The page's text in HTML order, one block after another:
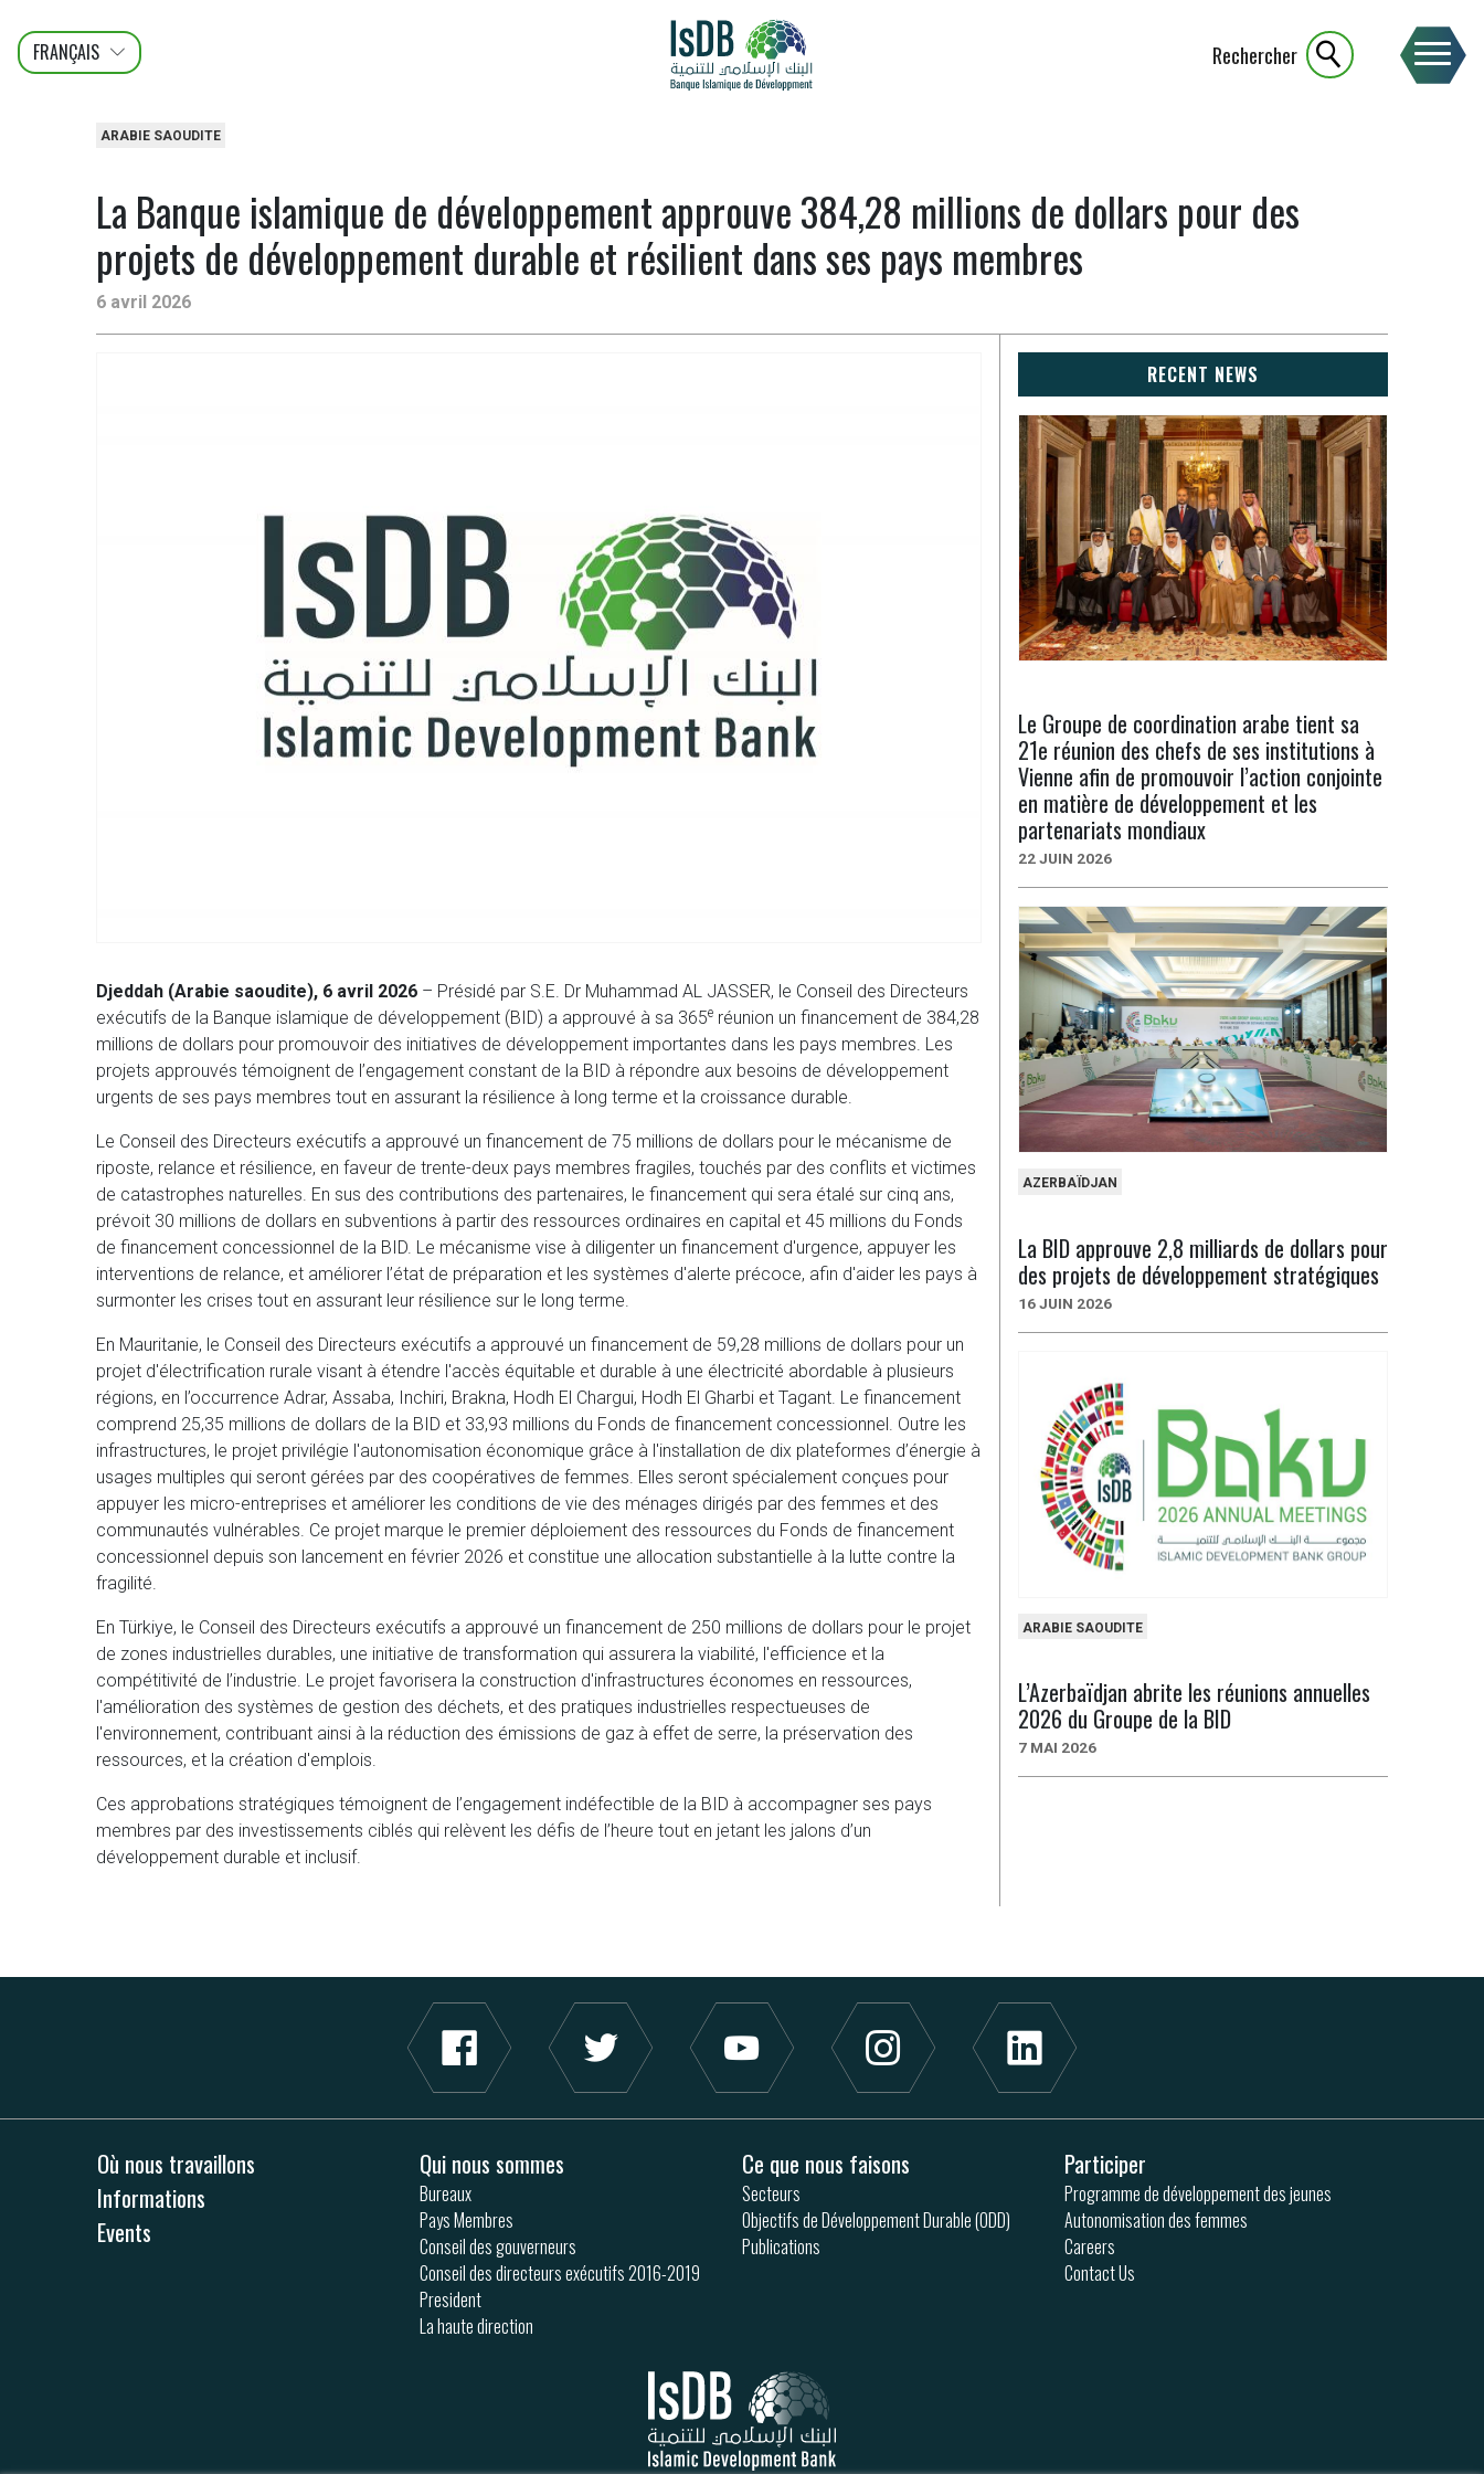
FRANÇAIS
ENGLISH
عربى
Rechercher
ARABIE SAOUDITE
La Banque islamique de développement approuve 384,28 millions de dollars pour des
projets de développement durable et résilient dans ses pays membres
6 avril 2026
Djeddah (Arabie saoudite), 6 avril 2026 – Présidé par S.E. Dr Muhammad AL JASSER, le Conseil des Directeurs
exécutifs de la Banque islamique de développement (BID) a approuvé à sa 365e réunion un financement de 384,28
millions de dollars pour promouvoir des initiatives de développement importantes dans les pays membres. Les
projets approuvés témoignent de l’engagement constant de la BID à répondre aux besoins de développement
urgents de ses pays membres tout en assurant la résilience à long terme et la croissance durable.
Le Conseil des Directeurs exécutifs a approuvé un financement de 75 millions de dollars pour le mécanisme de
riposte, relance et résilience, en faveur de trente-deux pays membres fragiles, touchés par des conflits et victimes
de catastrophes naturelles. En sus des contributions des partenaires, le financement qui sera étalé sur cinq ans,
prévoit 30 millions de dollars en subventions à partir des ressources ordinaires en capital et 45 millions du Fonds
de financement concessionnel de la BID. Le mécanisme vise à diligenter un financement d'urgence, appuyer les
interventions de relance, et améliorer l’état de préparation et les systèmes d'alerte précoce, afin d'aider les pays à
surmonter les crises tout en assurant leur résilience sur le long terme.
En Mauritanie, le Conseil des Directeurs exécutifs a approuvé un financement de 59,28 millions de dollars pour un
projet d'électrification rurale visant à étendre l'accès équitable et durable à une électricité abordable à plusieurs
régions, en l’occurrence Adrar, Assaba, Inchiri, Brakna, Hodh El Chargui, Hodh El Gharbi et Tagant. Le financement
comprend 25,35 millions de dollars de la BID et 33,93 millions du Fonds de financement concessionnel. Outre les
infrastructures, le projet privilégie l'autonomisation économique grâce à l'installation de dix plateformes d’énergie à
usages multiples qui seront gérées par des coopératives de femmes. Elles seront spécialement conçues pour
appuyer les micro-entreprises et améliorer les conditions de vie des ménages dirigés par des femmes et des
communautés vulnérables. Ce projet marque le premier déploiement des ressources du Fonds de financement
concessionnel depuis son lancement en février 2026 et constitue une allocation substantielle à la lutte contre la
fragilité.
En Türkiye, le Conseil des Directeurs exécutifs a approuvé un financement de 250 millions de dollars pour le projet
de zones industrielles durables, une initiative de transformation qui assurera la viabilité, l'efficience et la
compétitivité de l’industrie. Le projet favorisera la construction d'infrastructures économes en ressources,
l'amélioration des systèmes de gestion des déchets, et des pratiques industrielles respectueuses de
l'environnement, contribuant ainsi à la réduction des émissions de gaz à effet de serre, la préservation des
ressources, et la création d'emplois.
Ces approbations stratégiques témoignent de l’engagement indéfectible de la BID à accompagner ses pays
membres par des investissements ciblés qui relèvent les défis de l’heure tout en jetant les jalons d’un
développement durable et inclusif.
RECENT NEWS
Le Groupe de coordination arabe tient sa
21e réunion des chefs de ses institutions à
Vienne afin de promouvoir l’action conjointe
en matière de développement et les
partenariats mondiaux
22 JUIN 2026
AZERBAÏDJAN
La BID approuve 2,8 milliards de dollars pour
des projets de développement stratégiques
16 JUIN 2026
ARABIE SAOUDITE
L’Azerbaïdjan abrite les réunions annuelles
2026 du Groupe de la BID
7 MAI 2026
Où nous travaillons
Informations
Events
Qui nous sommes
Bureaux
Pays Membres
Conseil des gouverneurs
Conseil des directeurs exécutifs 2016-2019
President
La haute direction
Ce que nous faisons
Secteurs
Objectifs de Développement Durable (ODD)
Publications
Participer
Programme de développement des jeunes
Autonomisation des femmes
Careers
Contact Us